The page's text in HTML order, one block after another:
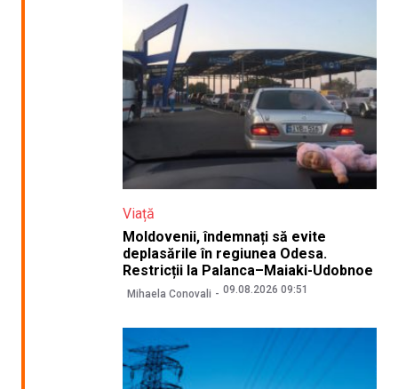
Viață
Moldovenii, îndemnați să evite
deplasările în regiunea Odesa.
Restricții la Palanca–Maiaki-Udobnoe
Mihaela Conovali 09.08.2026 09:51